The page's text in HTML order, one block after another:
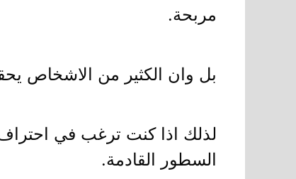
مربحة.
بل وان الكثير من الاشخاص
لذلك اذا كنت ترغب في
السطور القادمة.